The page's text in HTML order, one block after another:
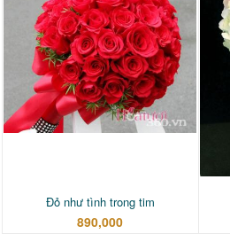
Đỏ như tình trong tim
890,000